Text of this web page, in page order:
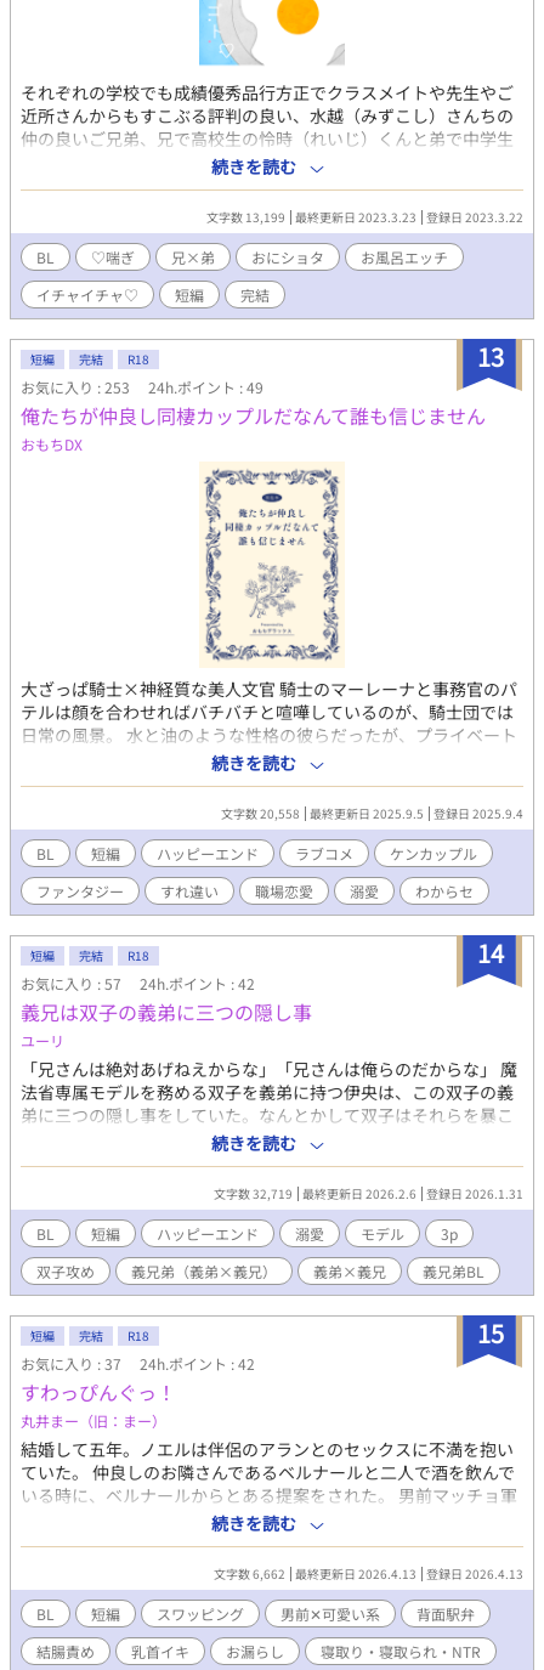
それぞれの学校でも成績優秀品行方正でクラスメイトや先生やご
近所さんからもすこぶる評判の良い、水越（みずこし）さんちの
仲の良いご兄弟、兄で高校生の怜時（れいじ）くんと弟で中学生
な翼（つばさ）くんの『とってもと～っても仲良し♡』な、両親
にも内緒な秘密の夜のやり取りのお話です♪ タイトルの通り仲良
しな実の兄弟の二人がお風呂の中でこれでもかとイチャイチャス
ケベえっちしてるだけのお話となっておりますので、そこのとこ
ろどうぞご注意を！ ※ R-18エロもので、♡（ハート）喘ぎ満載
です。 ※ 素敵な表紙は、pixiv小説用フリー素材にて、『やまな
し』様からお借りしました。ありがとうございます！
続きを読む
文字数 13,199 最終更新日 2023.3.23 登録日 2023.3.22
BL ♡喘ぎ 兄×弟 おにショタ
お風呂エッチ
イチャイチャ♡
短編 完結
13
短編 完結 R18
お気に入り : 253 24h.ポイント : 49
俺たちが仲良し同棲カップルだなんて誰も信じません
おもちDX
大ざっぱ騎士×神経質な美人文官 騎士のマーレーナと事務官のパ
テルは顔を合わせればバチバチと喧嘩しているのが、騎士団では
日常の風景。 水と油のような性格の彼らだったが、プライベート
ではちょっと様子が違う。二人の秘密は――ラブラブ同棲カップ
ルであること。 しかしある日、マーレーナに王女との婚約の話が
持ち上がる。勝てないと思ったパテルは身を引こうとする
が……？ 拙作【惚れ薬の魔法が狼騎士にかかってしまったら】の
世界観ですが、単作で楽しんでいただけます。
続きを読む
文字数 20,558 最終更新日 2025.9.5 登録日 2025.9.4
BL 短編 ハッピーエンド ラブコメ
ケンカップル
ファンタジー
すれ違い 職場恋愛 溺愛 わからセ
14
短編 完結 R18
お気に入り : 57 24h.ポイント : 42
義兄は双子の義弟に三つの隠し事
ユーリ
「兄さんは絶対あげねえからな」「兄さんは俺らのだからな」 魔
法省専属モデルを務める双子を義弟に持つ伊央は、この双子の義
弟に三つの隠し事をしていた。なんとかして双子はそれらを暴こ
うとするけれど、伊央と謎の関係性を持つカメラマンの邪魔が入
ったりでなかなか上手くいかなくて…？？ 「兄さん大好き！」
「大好き兄さん！」モデルの双子の義弟×十二歳年上の義兄「二
人いっぺんは無理です」ーー今日も三人は仲良しです。
続きを読む
文字数 32,719 最終更新日 2026.2.6 登録日 2026.1.31
BL 短編 ハッピーエンド 溺愛 モデル
3p
双子攻め
義兄弟（義弟×義兄） 義弟×義兄 義兄弟BL
15
短編 完結 R18
お気に入り : 37 24h.ポイント : 42
すわっぴんぐっ！
丸井まー（旧：まー）
結婚して五年。ノエルは伴侶のアランとのセックスに不満を抱い
ていた。 仲良しのお隣さんであるベルナールと二人で酒を飲んで
いる時に、ベルナールからとある提案をされた。 男前マッチョ軍
人✕可愛い系事務員。 ※スワッピングです！ ※ムーンライトノベ
ルズさんでも公開しております。
続きを読む
文字数 6,662 最終更新日 2026.4.13 登録日 2026.4.13
BL 短編 スワッピング 男前✕可愛い系
背面駅弁
結腸責め
乳首イキ お漏らし 寝取り・寝取られ・NTR